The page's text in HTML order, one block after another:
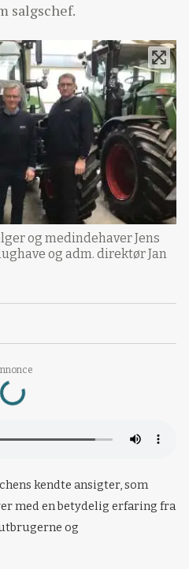
salgschef.
og medindehaver Jens
og adm. direktør Jan
kendte ansigter, som
med en betydelig erfaring fra
og